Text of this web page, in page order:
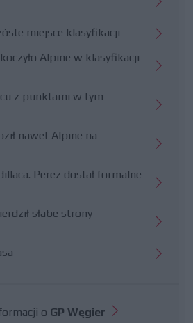
miejsce klasyfikacji
Alpine w klasyfikacji
z punktami w tym
nawet Alpine na
Perez dostał formalne
słabe strony
o GP Węgier